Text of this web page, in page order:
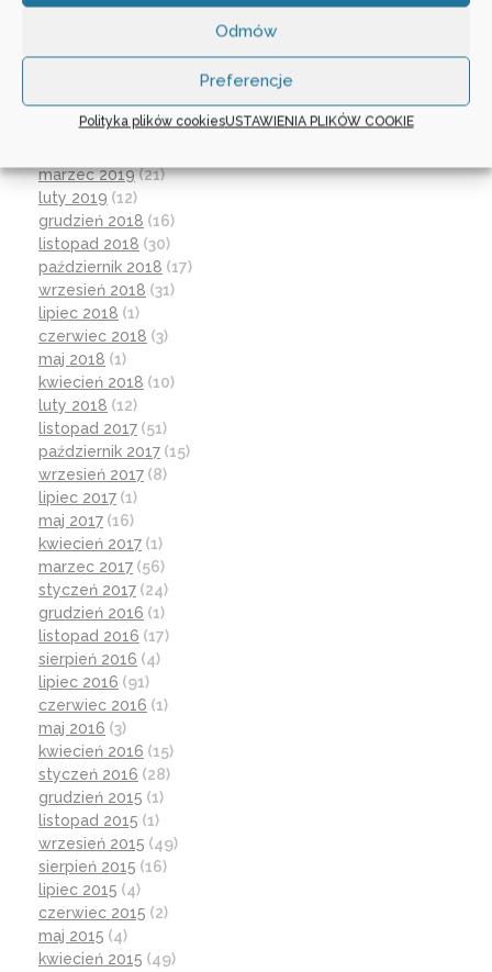
Odmów
Preferencje
Polityka plików cookiesUSTAWIENIA PLIKÓW COOKIE
grudzień 2019(18)
październik 2019(15)
czerwiec 2019(30)
maj 2019(1)
marzec 2019(21)
luty 2019 (12)
grudzień 2018 (16)
listopad 2018 (30)
październik 2018 (17)
wrzesień 2018 (31)
lipiec 2018 (1)
czerwiec 2018 (3)
maj 2018 (1)
kwiecień 2018 (10)
luty 2018 (12)
listopad 2017 (51)
październik 2017 (15)
wrzesień 2017 (8)
lipiec 2017 (1)
maj 2017 (16)
kwiecień 2017 (1)
marzec 2017 (56)
styczeń 2017 (24)
grudzień 2016 (1)
listopad 2016 (17)
sierpień 2016 (4)
lipiec 2016 (91)
czerwiec 2016 (1)
maj 2016 (3)
kwiecień 2016 (15)
styczeń 2016 (28)
grudzień 2015 (1)
listopad 2015 (1)
wrzesień 2015 (49)
sierpień 2015 (16)
lipiec 2015 (4)
czerwiec 2015 (2)
maj 2015 (4)
kwiecień 2015 (49)